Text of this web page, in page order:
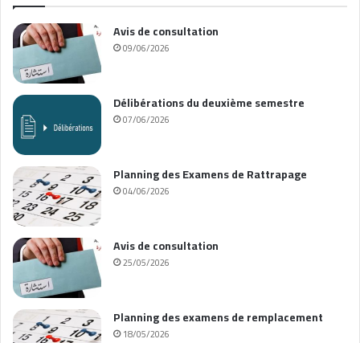
Avis de consultation
09/06/2026
Délibérations du deuxième semestre
07/06/2026
Planning des Examens de Rattrapage
04/06/2026
Avis de consultation
25/05/2026
Planning des examens de remplacement
18/05/2026